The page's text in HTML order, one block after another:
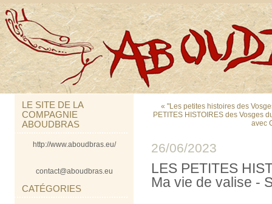
LE SITE DE LA
COMPAGNIE
ABOUDBRAS
http://www.aboudbras.eu/
contact@aboudbras.eu
CATÉGORIES
« "Les petites histoires des
PETITES HISTOIRES des Vosges
avec
26/06/2023
LES PETITES
Ma vie de valise -